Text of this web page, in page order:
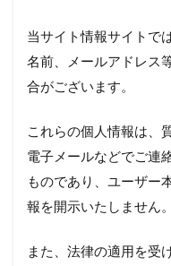
当サイト情報サイトで
名前、メールアドレス
合がございます。
これらの個人情報は、
電子メールなどでご連
ものであり、ユーザー
報を開示いたしません。
また、法律の適用を受